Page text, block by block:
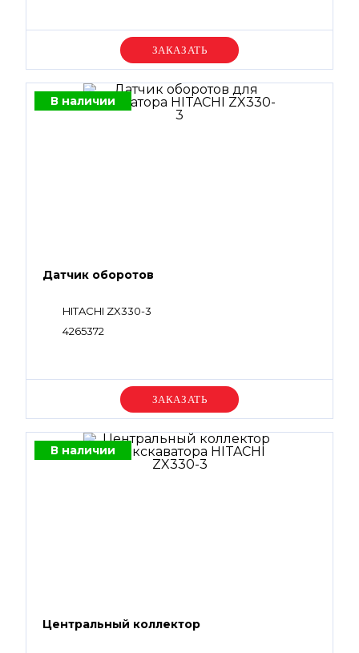
Уточняйте цену
В наличии
Датчик оборотов
HITACHI ZX330-3
4265372
Уточняйте цену
В наличии
Центральный коллектор